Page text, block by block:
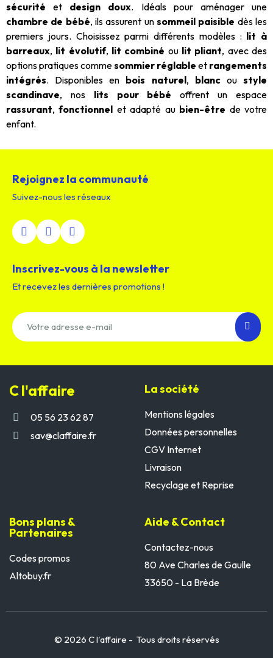
sécurité et design doux. Idéals pour aménager une
chambre de bébé, ils assurent unsommeil paisible dès les
premiers jours. Choisissez parmi différents modèles : lit à
barreaux, lit évolutif, lit combiné ou lit pliant, avec des
options pratiques commesommier réglable et rangements
intégrés. Disponibles en bois naturel, blancoustyle
scandinave, nos lits pour bébé offrent un espace
rassurant,fonctionnel et adapté au bien-être de votre
enfant.
Rejoignez la communauté
Suivez-nous les réseaux
Inscrivez-vous à la newsletter
Et recevez les dernières promotions !
C l'affaire
05 56 23 62 87
sav@claffaire.fr
La société
Mentions légales
Données personnelles
CGV Internet
Livraison
Recyclage et Reprise
Bons plans &
Partenaires
Codes promos
Altobuy.fr
Aide & Contact
Contactez-nous
80 Ave Charles de Gaulle
33650 - La Brède
© 2026 C l'affaire - Tous droits réservés